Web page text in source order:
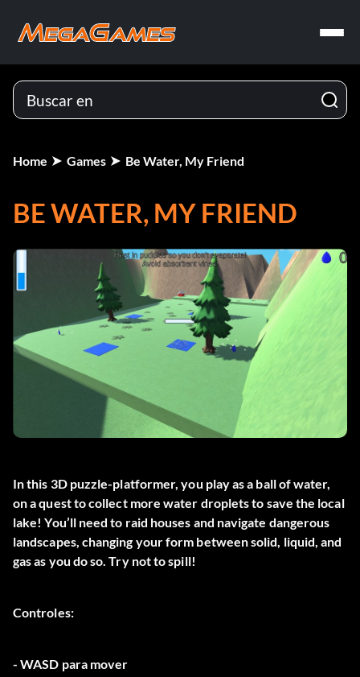
Home Games Be Water, My Friend
BE WATER, MY FRIEND
In this 3D puzzle-platformer, you play as a ball of water,
on a quest to collect more water droplets to save the local
lake! You’ll need to raid houses and navigate dangerous
landscapes, changing your form between solid, liquid, and
gas as you do so. Try not to spill!
Controles:
- WASD para mover